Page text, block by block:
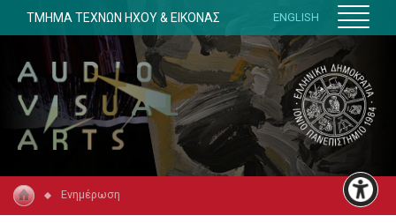
ΤΜΗΜΑ ΤΕΧΝΩΝ ΗΧΟΥ & ΕΙΚΟΝΑΣ ENGLISH
Ενημέρωση